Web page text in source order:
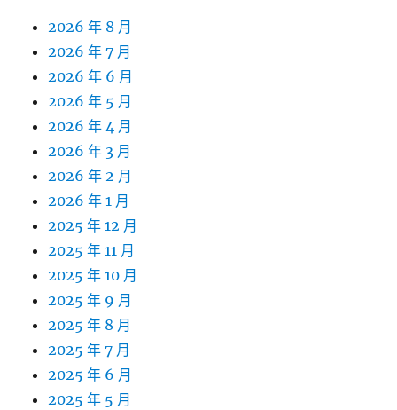
2026 年 8 月
2026 年 7 月
2026 年 6 月
2026 年 5 月
2026 年 4 月
2026 年 3 月
2026 年 2 月
2026 年 1 月
2025 年 12 月
2025 年 11 月
2025 年 10 月
2025 年 9 月
2025 年 8 月
2025 年 7 月
2025 年 6 月
2025 年 5 月